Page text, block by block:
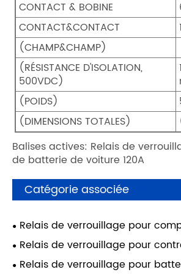
CONTACT & BOBINE
CONTACT&CONTACT
(CHAMP&CHAMP)
(RÉSISTANCE D'ISOLATION,
500VDC)
(POIDS)
(DIMENSIONS TOTALES)
Balises actives: Relais de
de batterie de voiture 120A
Catégorie associée
Relais de verrouillage pour
Relais de verrouillage pour
à eau
Relais de verrouillage pour